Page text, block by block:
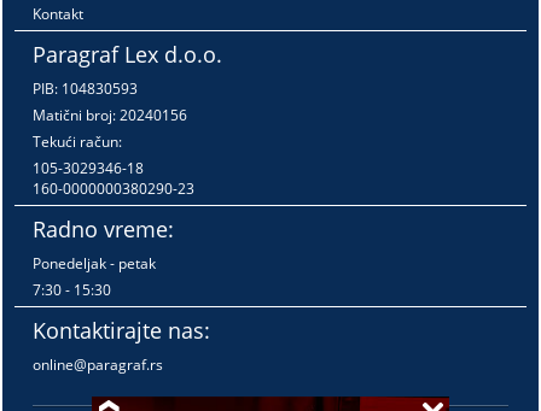
Kontakt
Paragraf Lex d.o.o.
PIB: 104830593
Matični broj: 20240156
Tekući račun:
105-3029346-18
160-0000000380290-23
Radno vreme:
Ponedeljak - petak
7:30 - 15:30
Kontaktirajte nas:
online@paragraf.rs